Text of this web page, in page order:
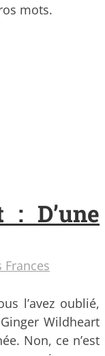
mots.
: D’une
Frances
l’avez oublié,
Wildheart
Non, ce n’est